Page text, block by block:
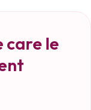
care le